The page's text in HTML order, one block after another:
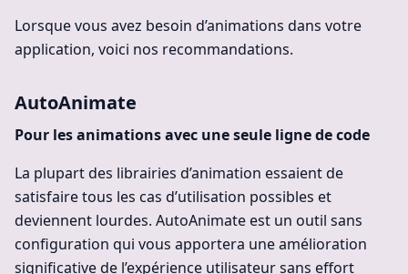
Lorsque vous avez besoin d’animations dans votre
application, voici nos recommandations.
AutoAnimate
Pour les animations avec une seule ligne de code
La plupart des librairies d’animation essaient de
satisfaire tous les cas d’utilisation possibles et
deviennent lourdes. AutoAnimate est un outil sans
configuration qui vous apportera une amélioration
significative de l’expérience utilisateur sans effort